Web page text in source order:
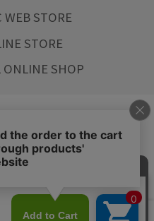
STORE
STORE
SHOP
イバシーポリシー
リクルート ご利用ガイド
RESERVED.